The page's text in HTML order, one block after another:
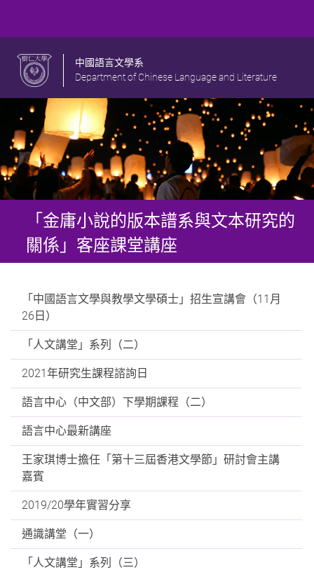
中國語言文學系
Department of Chinese Language and Literature
「金庸小說的版本譜系與文本研究的
關係」客座課堂講座
「中國語言文學與教學文學碩士」招生宣講會（11月
26日）
「人文講堂」系列（二）
2021年研究生課程諮詢日
語言中心（中文部）下學期課程（二）
語言中心最新講座
王家琪博士擔任「第十三屆香港文學節」研討會主講
嘉賓
2019/20學年實習分享
通識講堂（一）
「人文講堂」系列（三）